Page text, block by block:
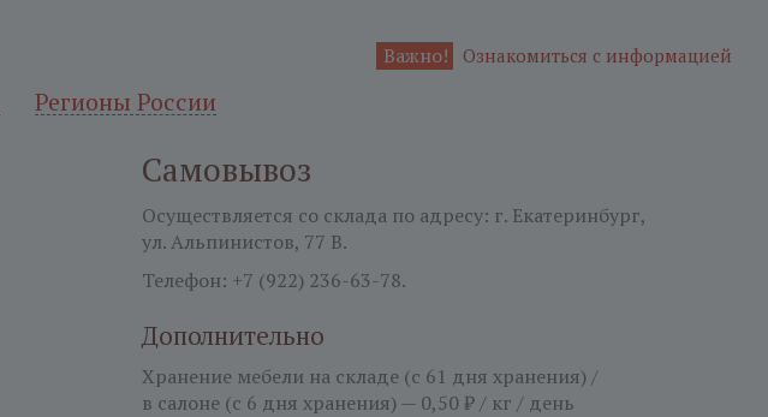
Важно! Ознакомиться с информацией
Регионы России
Самовывоз
Осуществляется со склада по адресу: г. Екатеринбург,
ул. Альпинистов, 77 В.
Телефон: +7 (922) 236-63-78.
Дополнительно
Хранение мебели на складе (с 61 дня хранения) /
в салоне (с 6 дня хранения) — 0,50 ₽ / кг / день